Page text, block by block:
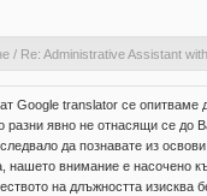
/ Re: Administrative Assistant
Google translator се
разни явно не отнасящи се до
да познавате из
нашето внимание е насочено
на длъжността изисква